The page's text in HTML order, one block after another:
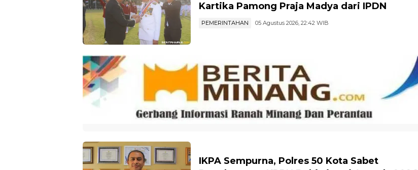
Kartika Pamong Praja Madya dari IPDN
PEMERINTAHAN 05 Agustus 2026, 22:42 WIB
IKPA Sempurna, Polres 50 Kota Sabet